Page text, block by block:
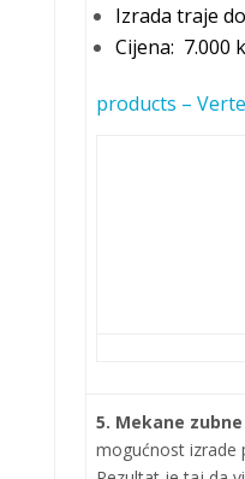
Izrada traje
Cijena: 7.000
products –
5. Mekane
mogućnost izrade